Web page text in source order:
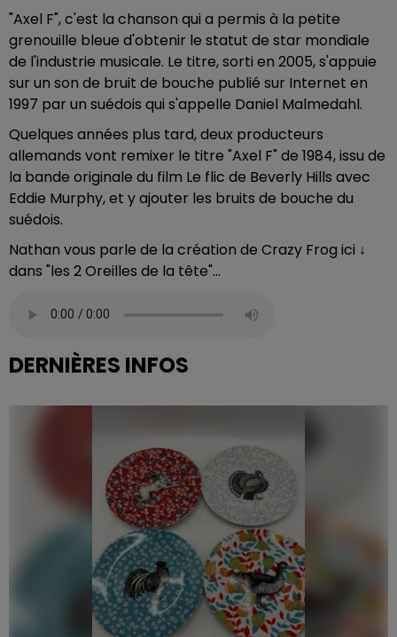
"Axel F", c'est la chanson qui a permis à la petite
grenouille bleue d'obtenir le statut de star mondiale
de l'industrie musicale. Le titre, sorti en 2005, s'appuie
sur un son de bruit de bouche publié sur Internet en
1997 par un suédois qui s'appelle Daniel Malmedahl.
Quelques années plus tard, deux producteurs
allemands vont remixer le titre "Axel F" de 1984, issu de
la bande originale du film Le flic de Beverly Hills avec
Eddie Murphy, et y ajouter les bruits de bouche du
suédois.
Nathan vous parle de la création de Crazy Frog ici ↓
dans "les 2 Oreilles de la tête"...
DERNIÈRES INFOS